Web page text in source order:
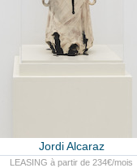
Jordi Alcaraz
LEASING à partir de 234€/mois